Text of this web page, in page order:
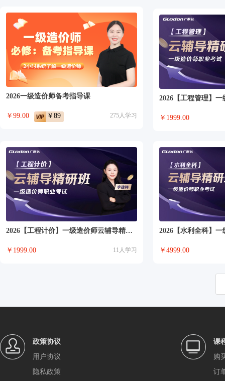
2026一级造价师备考指导课
￥ 99.00 ￥89 275人学习 ￥ 1999.00
2026【工程计价】一级造价师云辅导精研班
￥ 1999.00 11 人学习 ￥ 4999.00
政策协议
用户协议
隐私政策
课
购
订